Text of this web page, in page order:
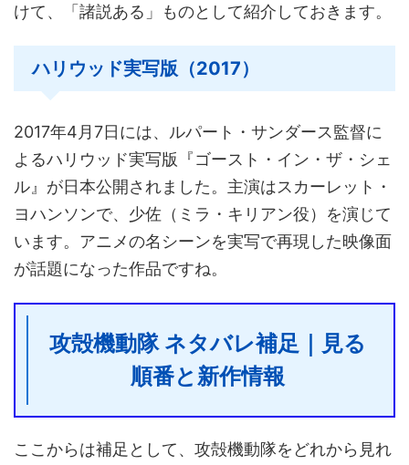
けて、「諸説ある」ものとして紹介しておきます。
ハリウッド実写版（2017）
2017年4月7日には、ルパート・サンダース監督に
よるハリウッド実写版『ゴースト・イン・ザ・シェ
ル』が日本公開されました。主演はスカーレット・
ヨハンソンで、少佐（ミラ・キリアン役）を演じて
います。アニメの名シーンを実写で再現した映像面
が話題になった作品ですね。
攻殻機動隊 ネタバレ補足｜見る
順番と新作情報
ここからは補足として、攻殻機動隊をどれから見れ